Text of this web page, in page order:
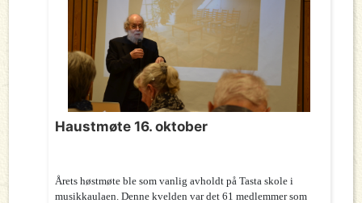
Haustmøte 16. oktober
Årets høstmøte ble som vanlig avholdt på Tasta skole i
musikkaulaen. Denne kvelden var det 61 medlemmer som